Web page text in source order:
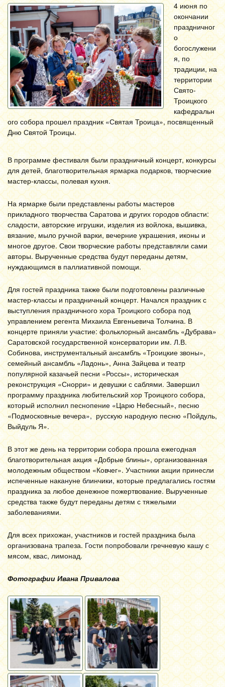
4 июня по
окончании
праздничног
о
богослужени
я, по
традиции, на
территории
Свято-
Троицкого
кафедральн
ого собора прошел праздник «Святая Троица», посвященный
Дню Святой Троицы.
В программе фестиваля были праздничный концерт, конкурсы
для детей, благотворительная ярмарка подарков, творческие
мастер-классы, полевая кухня.
На ярмарке были представлены работы мастеров
прикладного творчества Саратова и других городов области:
сладости, авторские игрушки, изделия из войлока, вышивка,
вязание, мыло ручной варки, вечерние украшения, иконы и
многое другое. Свои творческие работы представляли сами
авторы. Вырученные средства будут переданы детям,
нуждающимся в паллиативной помощи.
Для гостей праздника также были подготовлены различные
мастер-классы и праздничный концерт. Начался праздник с
выступления праздничного хора Троицкого собора под
управлением регента Михаила Евгеньевича Толчина. В
концерте приняли участие: фольклорный ансамбль «Дубрава»
Саратовской государственной консерватории им. Л.В.
Собинова, инструментальный ансамбль «Троицкие звоны»,
семейный ансамбль «Ладонь», Анна Зайцева и театр
популярной казачьей песни «Россы», историческая
реконструкция «Снорри» и девушки с саблями. Завершил
программу праздника любительский хор Троицкого собора,
который исполнил песнопение «Царю Небесный», песню
«Подмосковные вечера», русскую народную песню «Пойдуль,
Выйдуль Я».
В этот же день на территории собора прошла ежегодная
благотворительная акция «Добрые блины», организованная
молодежным обществом «Ковчег». Участники акции принесли
испеченные накануне блинчики, которые предлагались гостям
праздника за любое денежное пожертвование. Вырученные
средства также будут переданы детям с тяжелыми
заболеваниями.
Для всех прихожан, участников и гостей праздника была
организована трапеза. Гости попробовали гречневую кашу с
мясом, квас, лимонад.
Фотографии Ивана Привалова